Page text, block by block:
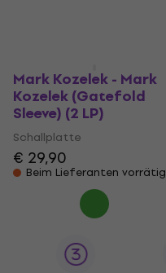
Mark Kozelek - Mark
Kozelek (Gatefold
Sleeve) (2 LP)
Schallplatte
€ 29,90
Beim Lieferanten vorrätig